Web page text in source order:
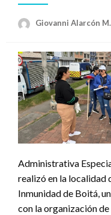
Giovanni Alarcón M.
Administrativa
realizó en la localidad
Inmunidad de Boitá,
con la organización